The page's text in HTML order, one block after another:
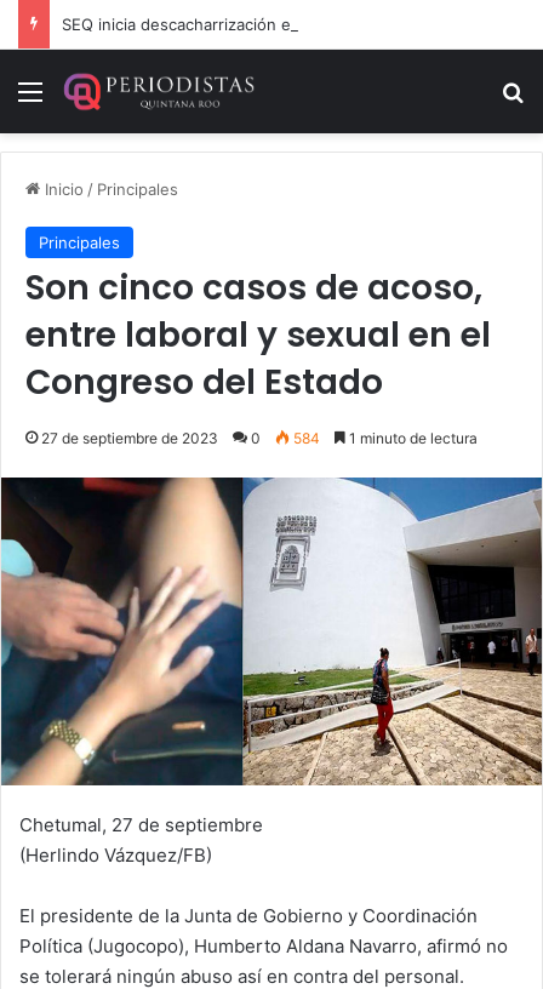
Menú
Inicio / Principales
Principales
Son cinco casos de acoso,
entre laboral y sexual en el
Congreso del Estado
27 de septiembre de 2023 0 584 1 minuto de lectura
Chetumal, 27 de septiembre
(Herlindo Vázquez/FB)
El presidente de la Junta de Gobierno y Coordinación
Política (Jugocopo), Humberto Aldana Navarro, afirmó no
se tolerará ningún abuso así en contra del personal.